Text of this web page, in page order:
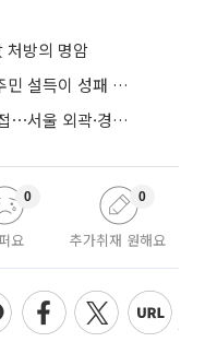
처방의 명암
정부 공급카드 임박…서울시 협의·주민 설득이 성패 가른다
강남·서초 아파트값 오름폭 보합 근접⋯서울 외곽·경기 남부 중심 매수세
요
0
추가취재 원해요
0